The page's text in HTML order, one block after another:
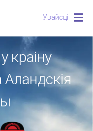
Увайсці
краіну
Аландскія